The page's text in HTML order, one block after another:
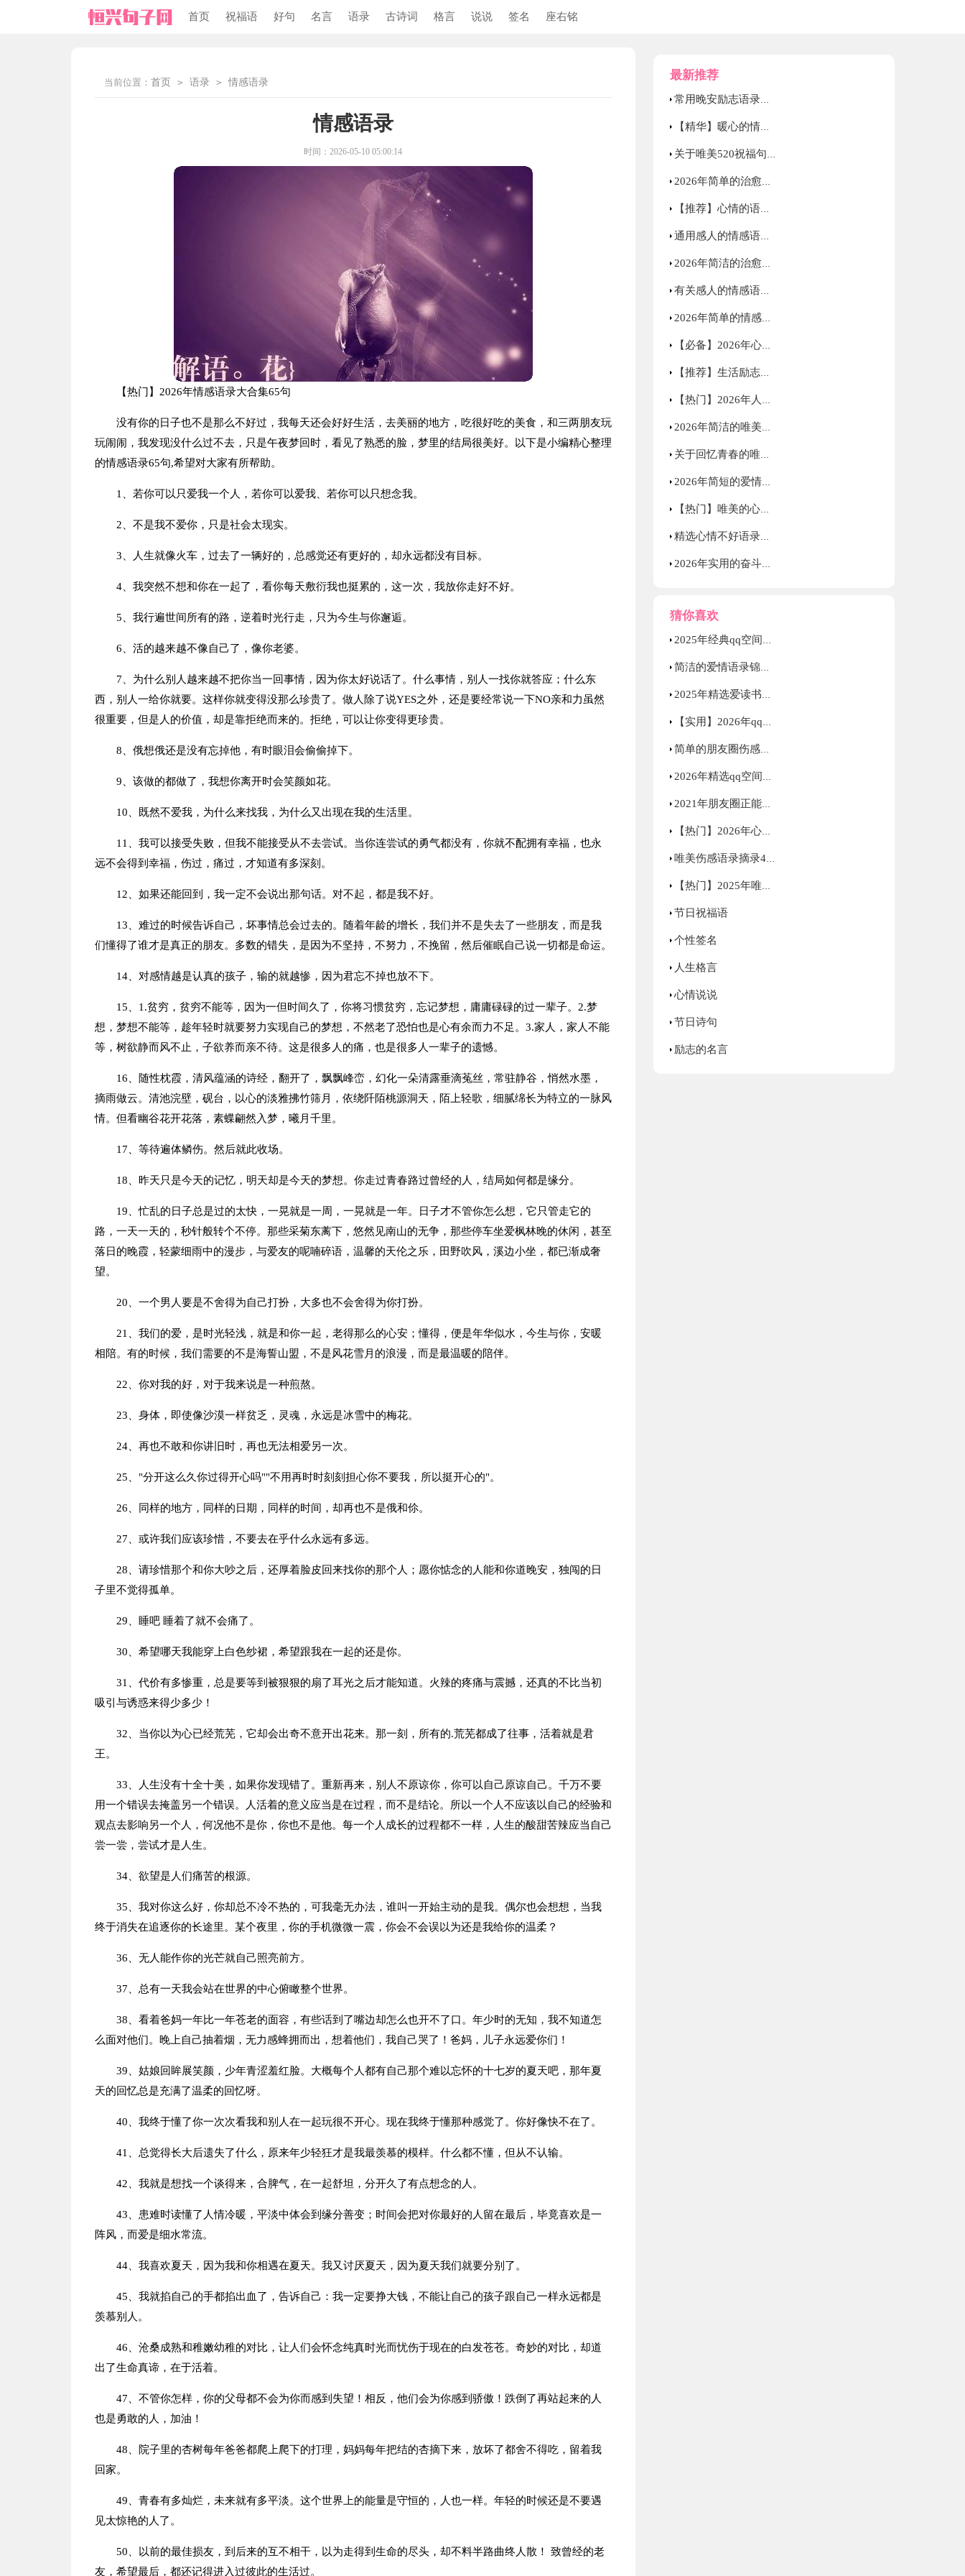
首页 祝福语 好句 名言 语录 古诗词 格言 说说 签名 座右铭
当前位置： 首页 > 语录 > 情感语录
情感语录
时间：2026-05-10 05:00:14
【热门】2026年情感语录大合集65句
没有你的日子也不是那么不好过，我每天还会好好生活，去美丽的地方，吃很好吃的美食，和三两朋友玩
玩闹闹，我发现没什么过不去，只是午夜梦回时，看见了熟悉的脸，梦里的结局很美好。以下是小编精心整理
的情感语录65句,希望对大家有所帮助。
1、若你可以只爱我一个人，若你可以爱我、若你可以只想念我。
2、不是我不爱你，只是社会太现实。
3、人生就像火车，过去了一辆好的，总感觉还有更好的，却永远都没有目标。
4、我突然不想和你在一起了，看你每天敷衍我也挺累的，这一次，我放你走好不好。
5、我行遍世间所有的路，逆着时光行走，只为今生与你邂逅。
6、活的越来越不像自己了，像你老婆。
7、为什么别人越来越不把你当一回事情，因为你太好说话了。什么事情，别人一找你就答应；什么东
西，别人一给你就要。这样你就变得没那么珍贵了。做人除了说YES之外，还是要经常说一下NO亲和力虽然
很重要，但是人的价值，却是靠拒绝而来的。拒绝，可以让你变得更珍贵。
8、俄想俄还是没有忘掉他，有时眼泪会偷偷掉下。
9、该做的都做了，我想你离开时会笑颜如花。
10、既然不爱我，为什么来找我，为什么又出现在我的生活里。
11、我可以接受失败，但我不能接受从不去尝试。当你连尝试的勇气都没有，你就不配拥有幸福，也永
远不会得到幸福，伤过，痛过，才知道有多深刻。
12、如果还能回到，我一定不会说出那句话。对不起，都是我不好。
13、难过的时候告诉自己，坏事情总会过去的。随着年龄的增长，我们并不是失去了一些朋友，而是我
们懂得了谁才是真正的朋友。多数的错失，是因为不坚持，不努力，不挽留，然后催眠自己说一切都是命运。
14、对感情越是认真的孩子，输的就越惨，因为君忘不掉也放不下。
15、1.贫穷，贫穷不能等，因为一但时间久了，你将习惯贫穷，忘记梦想，庸庸碌碌的过一辈子。2.梦
想，梦想不能等，趁年轻时就要努力实现自己的梦想，不然老了恐怕也是心有余而力不足。3.家人，家人不能
等，树欲静而风不止，子欲养而亲不待。这是很多人的痛，也是很多人一辈子的遗憾。
16、随性枕霞，清风蕴涵的诗经，翻开了，飘飘峰峦，幻化一朵清露垂滴菟丝，常驻静谷，悄然水墨，
摘雨做云。清池浣壁，砚台，以心的淡雅拂竹筛月，依绕阡陌桃源洞天，陌上轻歌，细腻绵长为特立的一脉风
情。但看幽谷花开花落，素蝶翩然入梦，曦月千里。
17、等待遍体鳞伤。然后就此收场。
18、昨天只是今天的记忆，明天却是今天的梦想。你走过青春路过曾经的人，结局如何都是缘分。
19、忙乱的日子总是过的太快，一晃就是一周，一晃就是一年。日子才不管你怎么想，它只管走它的
路，一天一天的，秒针般转个不停。那些采菊东蓠下，悠然见南山的无争，那些停车坐爱枫林晚的休闲，甚至
落日的晚霞，轻蒙细雨中的漫步，与爱友的呢喃碎语，温馨的天伦之乐，田野吹风，溪边小坐，都已渐成奢
望。
20、一个男人要是不舍得为自己打扮，大多也不会舍得为你打扮。
21、我们的爱，是时光轻浅，就是和你一起，老得那么的心安；懂得，便是年华似水，今生与你，安暖
相陪。有的时候，我们需要的不是海誓山盟，不是风花雪月的浪漫，而是最温暖的陪伴。
22、你对我的好，对于我来说是一种煎熬。
23、身体，即使像沙漠一样贫乏，灵魂，永远是冰雪中的梅花。
24、再也不敢和你讲旧时，再也无法相爱另一次。
25、"分开这么久你过得开心吗""不用再时时刻刻担心你不要我，所以挺开心的"。
26、同样的地方，同样的日期，同样的时间，却再也不是俄和伱。
27、或许我们应该珍惜，不要去在乎什么永远有多远。
28、请珍惜那个和你大吵之后，还厚着脸皮回来找你的那个人；愿你惦念的人能和你道晚安，独闯的日
子里不觉得孤单。
29、睡吧 睡着了就不会痛了。
30、希望哪天我能穿上白色纱裙，希望跟我在一起的还是你。
31、代价有多惨重，总是要等到被狠狠的扇了耳光之后才能知道。火辣的疼痛与震撼，还真的不比当初
吸引与诱惑来得少多少！
32、当你以为心已经荒芜，它却会出奇不意开出花来。那一刻，所有的.荒芜都成了往事，活着就是君
王。
33、人生没有十全十美，如果你发现错了。重新再来，别人不原谅你，你可以自己原谅自己。千万不要
用一个错误去掩盖另一个错误。人活着的意义应当是在过程，而不是结论。所以一个人不应该以自己的经验和
观点去影响另一个人，何况他不是你，你也不是他。每一个人成长的过程都不一样，人生的酸甜苦辣应当自己
尝一尝，尝试才是人生。
34、欲望是人们痛苦的根源。
35、我对你这么好，你却总不冷不热的，可我毫无办法，谁叫一开始主动的是我。偶尔也会想想，当我
终于消失在追逐你的长途里。某个夜里，你的手机微微一震，你会不会误以为还是我给你的温柔？
36、无人能作你的光芒就自己照亮前方。
37、总有一天我会站在世界的中心俯瞰整个世界。
38、看着爸妈一年比一年苍老的面容，有些话到了嘴边却怎么也开不了口。年少时的无知，我不知道怎
么面对他们。晚上自己抽着烟，无力感蜂拥而出，想着他们，我自己哭了！爸妈，儿子永远爱你们！
39、姑娘回眸展笑颜，少年青涩羞红脸。大概每个人都有自己那个难以忘怀的十七岁的夏天吧，那年夏
天的回忆总是充满了温柔的回忆呀。
40、我终于懂了你一次次看我和别人在一起玩很不开心。现在我终于懂那种感觉了。你好像快不在了。
41、总觉得长大后遗失了什么，原来年少轻狂才是我最羡慕的模样。什么都不懂，但从不认输。
42、我就是想找一个谈得来，合脾气，在一起舒坦，分开久了有点想念的人。
43、患难时读懂了人情冷暖，平淡中体会到缘分善变；时间会把对你最好的人留在最后，毕竟喜欢是一
阵风，而爱是细水常流。
44、我喜欢夏天，因为我和你相遇在夏天。我又讨厌夏天，因为夏天我们就要分别了。
45、我就掐自己的手都掐出血了，告诉自己：我一定要挣大钱，不能让自己的孩子跟自己一样永远都是
羡慕别人。
46、沧桑成熟和稚嫩幼稚的对比，让人们会怀念纯真时光而忧伤于现在的白发苍苍。奇妙的对比，却道
出了生命真谛，在于活着。
47、不管你怎样，你的父母都不会为你而感到失望！相反，他们会为你感到骄傲！跌倒了再站起来的人
也是勇敢的人，加油！
48、院子里的杏树每年爸爸都爬上爬下的打理，妈妈每年把结的杏摘下来，放坏了都舍不得吃，留着我
回家。
49、青春有多灿烂，未来就有多平淡。这个世界上的能量是守恒的，人也一样。年轻的时候还是不要遇
见太惊艳的人了。
50、以前的最佳损友，到后来的互不相干，以为走得到生命的尽头，却不料半路曲终人散！ 致曾经的老
友，希望最后，都还记得进入过彼此的生活过。
最新推荐
常用晚安励志语录摘录63条
【精华】暖心的情感语录摘录48句
关于唯美520祝福句子60句精选
2026年简单的治愈的心情语录88条
【推荐】心情的语录集合98条
通用感人的情感语录集锦35句
2026年简洁的治愈的心情语录锦集75条
有关感人的情感语录大汇总95句
2026年简单的情感语录汇编54句
【必备】2026年心情语录微博40句
【推荐】生活励志语录33句
【热门】2026年人生情感语录集合70条
2026年简洁的唯美的心情语录摘录50句
关于回忆青春的唯美句子
2026年简短的爱情的唯美句子集锦49条
【热门】唯美的心情语录集合68条
精选心情不好语录大集合80条
2026年实用的奋斗正能量句子58句
猜你喜欢
2025年经典qq空间正能量的句子合集78条
简洁的爱情语录锦集76句
2025年精选爱读书的名言汇总59条
【实用】2026年qq空间爱情句子集合58句
简单的朋友圈伤感句子锦集48条
2026年精选qq空间正能量的句子30条
2021年朋友圈正能量句子集合96句
【热门】2026年心情语录汇总60句
唯美伤感语录摘录43条
【热门】2025年唯美哲理句子摘录30条
节日祝福语
个性签名
人生格言
心情说说
节日诗句
励志的名言